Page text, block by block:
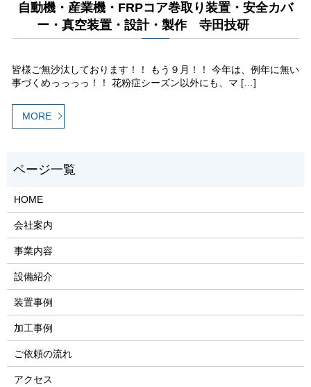
自動機・産業機・FRPコア巻取り装置・安全カバ
ー・真空装置・設計・製作 寺田技研
皆様ご無沙汰しております！！ もう９月！！ 今年は、例年に無い
事づくめっっっっ！！ 花粉症シーズン以外にも、マ […]
MORE
HOME
会社案内
事業内容
設備紹介
装置事例
加工事例
ご依頼の流れ
アクセス